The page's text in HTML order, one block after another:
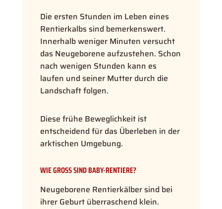
Die ersten Stunden im Leben eines
Rentierkalbs sind bemerkenswert.
Innerhalb weniger Minuten versucht
das Neugeborene aufzustehen. Schon
nach wenigen Stunden kann es
laufen und seiner Mutter durch die
Landschaft folgen.
Diese frühe Beweglichkeit ist
entscheidend für das Überleben in der
arktischen Umgebung.
WIE GROSS SIND BABY-RENTIERE?
Neugeborene Rentierkälber sind bei
ihrer Geburt überraschend klein.